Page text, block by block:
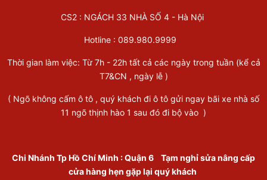
CS2 : NGÁCH 33 NHÀ SỐ 4 - Hà Nội
Hotline : 089.980.9999
Thời gian làm việc: Từ 7h - 22h tất cả các ngày trong tuần (kể cả
T7&CN , ngày lễ )
( Ngõ không cấm ô tô , quý khách đi ô tô gửi ngay bãi xe nhà số
11 ngõ thịnh hào 1 sau đó đi bộ vào )
Chi Nhánh Tp Hồ Chí Minh :Quận 6 Tạm nghỉ sửa nâng cấp
cửa hàng hẹn gặp lại quý khách